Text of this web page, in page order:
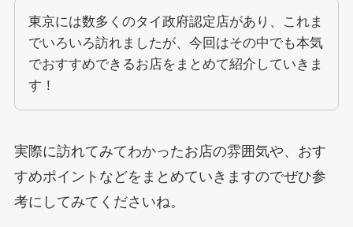
東京には数多くのタイ政府認定店があり、これま
でいろいろ訪れましたが、今回はその中でも本気
でおすすめできるお店をまとめて紹介していきま
す！
実際に訪れてみてわかったお店の雰囲気や、おす
すめポイントなどをまとめていきますのでぜひ参
考にしてみてくださいね。